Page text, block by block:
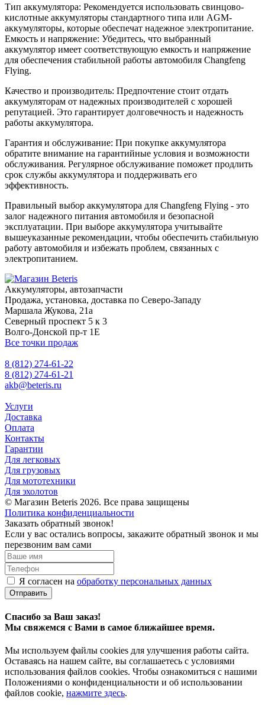
Тип аккумулятора: Рекомендуется использовать свинцово-
кислотные аккумуляторы стандартного типа или AGM-
аккумуляторы, которые обеспечат надежное электропитание.
Емкость и напряжение: Убедитесь, что выбранный
аккумулятор имеет соответствующую емкость и напряжение
для обеспечения стабильной работы автомобиля Changfeng
Flying.
Качество и производитель: Предпочтение стоит отдать
аккумуляторам от надежных производителей с хорошей
репутацией. Это гарантирует долговечность и надежность
работы аккумулятора.
Гарантия и обслуживание: При покупке аккумулятора
обратите внимание на гарантийные условия и возможности
обслуживания. Регулярное обслуживание поможет продлить
срок службы аккумулятора и поддерживать его
эффективность.
Правильный выбор аккумулятора для Changfeng Flying - это
залог надежного питания автомобиля и безопасной
эксплуатации. При выборе аккумулятора учитывайте
вышеуказанные рекомендации, чтобы обеспечить стабильную
работу автомобиля и избежать проблем, связанных с
электропитанием.
Аккумуляторы, автозапчасти
Продажа, установка, доставка по Северо-Западу
Маршала Жукова, 21а
Северный проспект 5 к 3
Волго-Донской пр-т 1Е
Все точки продаж
8 (812) 274-61-22
8 (812) 274-61-21
akb@beteris.ru
Услуги
Доставка
Оплата
Контакты
Гарантии
Для легковых
Для грузовых
Для мототехники
Для эхолотов
© Магазин Beteris 2026. Все права защищены
Политика конфиденциальности
Заказать обратный звонок!
Если у вас остались вопросы, закажите обратный звонок и мы
перезвоним вам сами
Я согласен на обработку персональных данных
Отправить
Спасибо за Ваш заказ!
Мы свяжемся с Вами в самое ближайшее время.
Мы используем файлы cookies для улучшения работы сайта.
Оставаясь на нашем сайте, вы соглашаетесь с условиями
использования файлов cookies. Чтобы ознакомиться с нашими
Положениями о конфиденциальности и об использовании
файлов cookie, нажмите здесь.